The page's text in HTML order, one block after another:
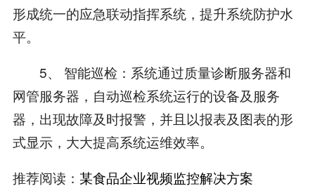
形成统一的应急联动指挥系统，提升系统防护水
平。
5、 智能巡检：系统通过质量诊断服务器和
网管服务器，自动巡检系统运行的设备及服务
器，出现故障及时报警，并且以报表及图表的形
式显示，大大提高系统运维效率。
推荐阅读： 某食品企业视频监控解决方案